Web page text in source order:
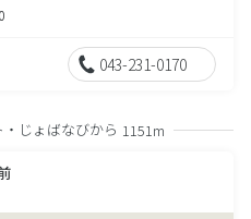
043-231-0170
じょばなびから 1151m